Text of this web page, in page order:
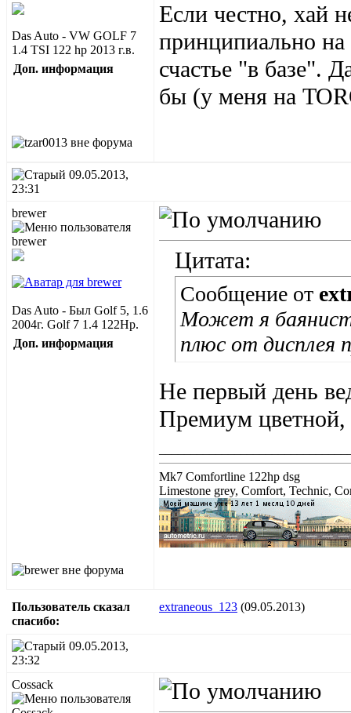
Das Auto - VW GOLF 7
1.4 TSI 122 hp 2013 г.в.
Доп. информация
Если честно, хай
принципиально
счастье "в базе".
бы (у меня на
09.05.2013,
23:31
brewer
Das Auto - Был Golf 5, 1.6
2004г. Golf 7 1.4 122Hp.
Доп. информация
Цитата:
Сообщение от
Может я
плюс от дисплея
Не первый день
Премиум
Mk7 Comfortline 122hp dsg
Limestone grey, Comfort, Technic,
Пользователь сказал
cпасибо:
extraneous_123 (09.05.2013)
09.05.2013,
23:32
Cossack